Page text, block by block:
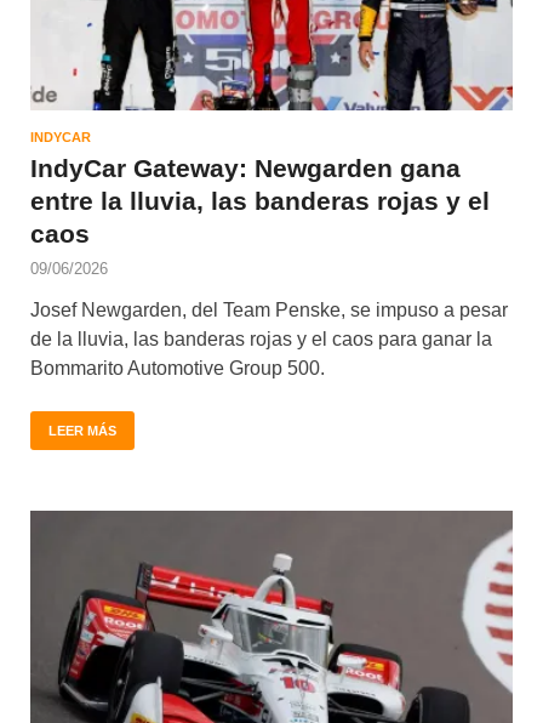
INDYCAR
IndyCar Gateway: Newgarden gana
entre la lluvia, las banderas rojas y el
caos
09/06/2026
Josef Newgarden, del Team Penske, se impuso a pesar
de la lluvia, las banderas rojas y el caos para ganar la
Bommarito Automotive Group 500.
LEER MÁS